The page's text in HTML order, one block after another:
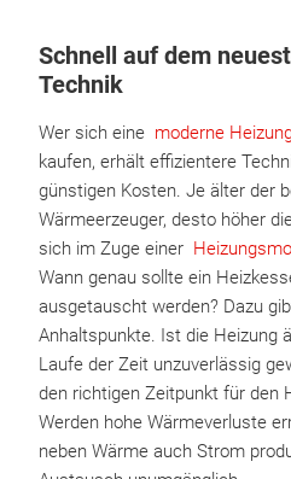
Schnell auf dem
Technik
Wer sich eine moderne
kaufen, erhält effizientere
günstigen Kosten. Je älter der
Wärmeerzeuger, desto höher
sich im Zuge einer
Wann genau sollte ein
ausgetauscht werden? Dazu
Anhaltspunkte. Ist die Heizung
Laufe der Zeit unzuverlässig
den richtigen Zeitpunkt für den
Werden hohe Wärmeverluste
neben Wärme auch Strom